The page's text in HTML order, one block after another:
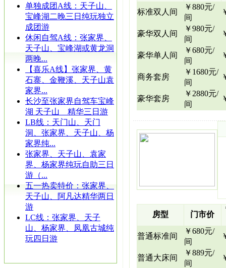
单独成团A线：天子山、
宝峰湖二晚三日纯玩独立
成团游
休闲自驾A线：张家界、
天子山、宝峰湖或黄龙洞
两晚...
【喜乐A线】张家界、黄
石寨、金鞭溪、天子山袁
家界...
长沙至张家界自驾车宝峰
湖 天子山 精华三日游
LB线：天门山、天门
洞、张家界、天子山、杨
家界纯...
张家界、天子山、袁家
界、杨家界纯玩自助三日
游（...
五一热卖特价：张家界、
天子山、阿凡达精华两日
游
LC线：张家界、天子
山、杨家界、凤凰古城纯
玩四日游
标准双人间
￥880元/
间
豪华双人间
￥980元/
间
豪华单人间
￥680元/
间
商务套房
￥1680元/
间
豪华套房
￥2880元/
间
房型 门市价
普通标准间
￥680元/
间
普通大床间
￥889元/
间